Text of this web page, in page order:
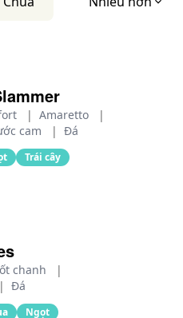
| Amaretto
|
cam | Đá
Trái cây
chanh
|
| Đá
Ngọt